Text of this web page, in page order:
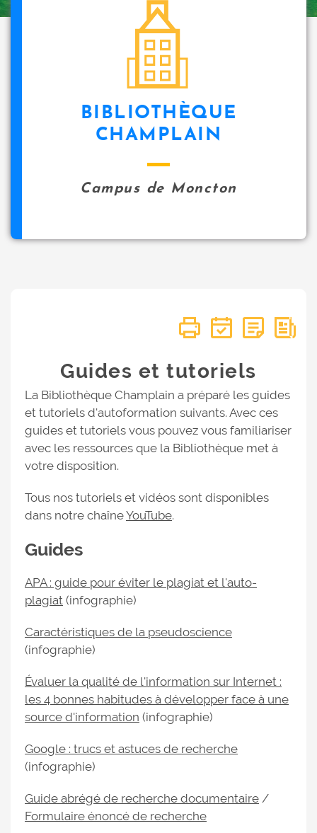
BIBLIOTHÈQUE
CHAMPLAIN
Campus de Moncton
Guides et tutoriels
La Bibliothèque Champlain a préparé les guides
et tutoriels d'autoformation suivants. Avec ces
guides et tutoriels vous pouvez vous familiariser
avec les ressources que la Bibliothèque met à
votre disposition.
Tous nos tutoriels et vidéos sont disponibles
dans notre chaîneYouTube.
Guides
APA : guide pour éviter le plagiat et l'auto-
plagiat (infographie)
Caractéristiques de la pseudoscience
(infographie)
Évaluer la qualité de l'information sur Internet :
les 4 bonnes habitudes à développer face à une
source d'information (infographie)
Google : trucs et astuces de recherche
(infographie)
Guide abrégé de recherche documentaire /
Formulaire énoncé de recherche